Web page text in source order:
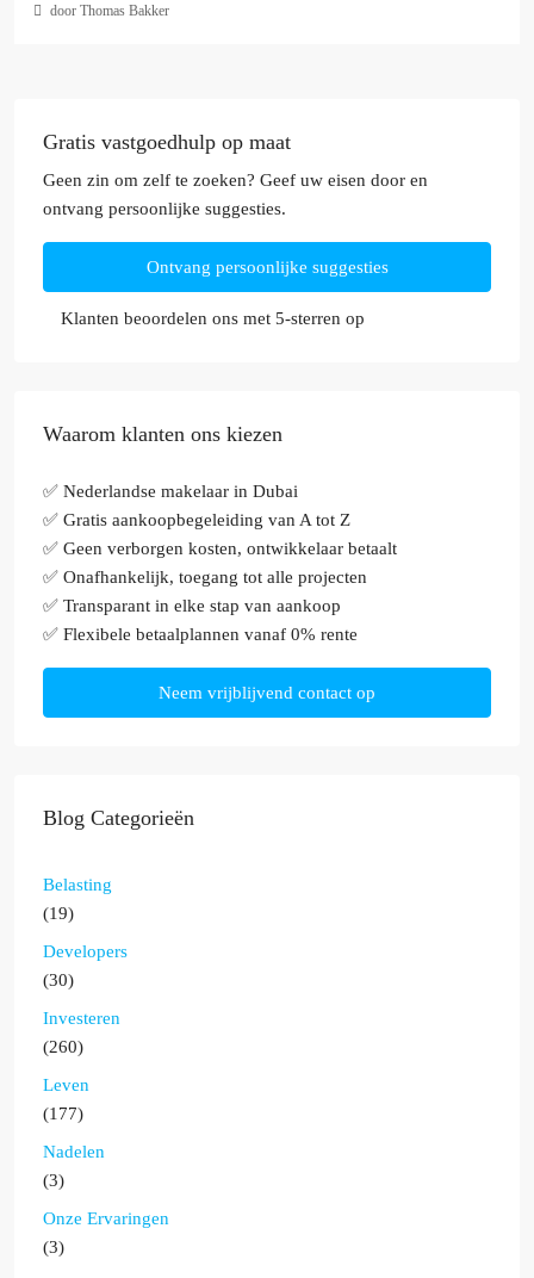
door Thomas Bakker
Gratis vastgoedhulp op maat
Geen zin om zelf te zoeken? Geef uw eisen door en
ontvang persoonlijke suggesties.
Ontvang persoonlijke suggesties
Klanten beoordelen ons met 5-sterren op
Waarom klanten ons kiezen
✅ Nederlandse makelaar in Dubai
✅ Gratis aankoopbegeleiding van A tot Z
✅ Geen verborgen kosten, ontwikkelaar betaalt
✅ Onafhankelijk, toegang tot alle projecten
✅ Transparant in elke stap van aankoop
✅ Flexibele betaalplannen vanaf 0% rente
Neem vrijblijvend contact op
Blog Categorieën
Belasting
(19)
Developers
(30)
Investeren
(260)
Leven
(177)
Nadelen
(3)
Onze Ervaringen
(3)